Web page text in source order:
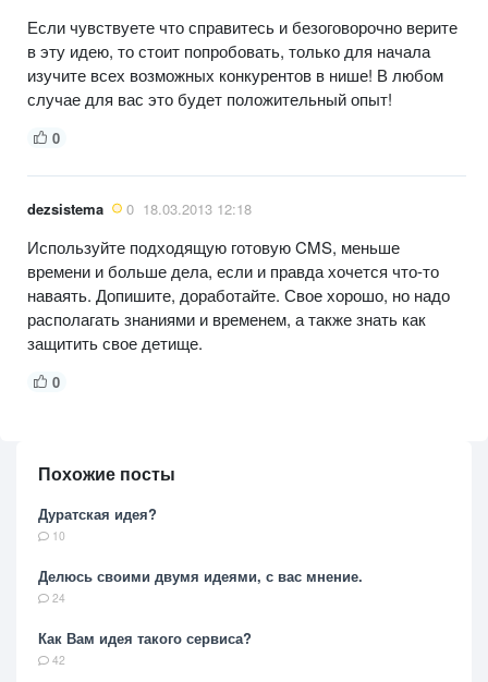
Если чувствуете что справитесь и безоговорочно верите
в эту идею, то стоит попробовать, только для начала
изучите всех возможных конкурентов в нише! В любом
случае для вас это будет положительный опыт!
0
dezsistema 0 18.03.2013 12:18
Используйте подходящую готовую CMS, меньше
времени и больше дела, если и правда хочется что-то
наваять. Допишите, доработайте. Свое хорошо, но надо
располагать знаниями и временем, а также знать как
защитить свое детище.
0
Похожие посты
Дуратская идея?
10
Делюсь своими двумя идеями, с вас мнение.
24
Как Вам идея такого сервиса?
42